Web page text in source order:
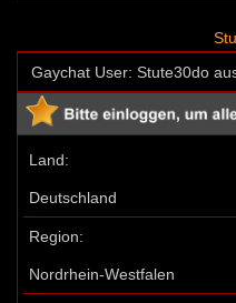
Gaychat User: Stute30do
Land:
Deutschland
Region:
Nordrhein-Westfalen